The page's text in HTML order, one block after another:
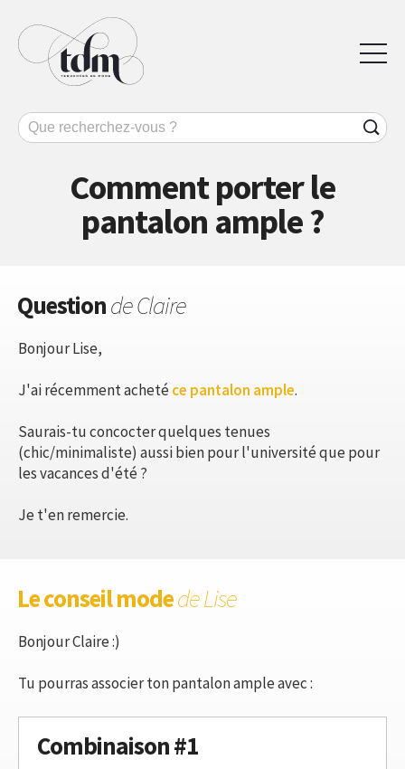
Comment porter le
pantalon ample ?
Questionde Claire
Bonjour Lise,
J'ai récemment achetéce pantalon ample.
Saurais-tu concocter quelques tenues
(chic/minimaliste) aussi bien pour l'université que pour
les vacances d'été ?
Je t'en remercie.
Le conseil modede Lise
Bonjour Claire :)
Tu pourras associer ton pantalon ample avec :
Combinaison #1